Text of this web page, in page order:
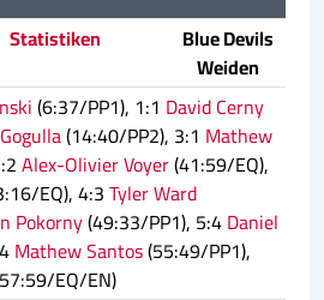
Statistiken
Blue Devils
Weiden
(6:37/PP1), 1:1 David Cerny
(14:40/PP2), 3:1 Mathew
Alex-Olivier Voyer(41:59/EQ),
EQ), 4:3Tyler Ward
Pokorny(49:33/PP1), 5:4Daniel
Mathew Santos(55:49/PP1),
EQ/EN)